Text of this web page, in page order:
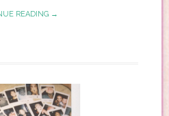
READING →